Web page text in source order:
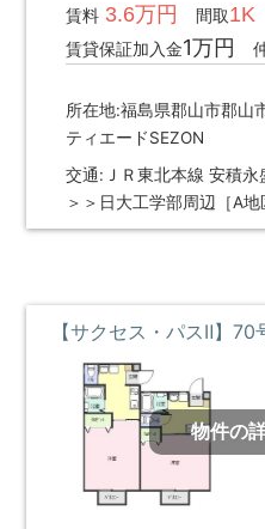
賃料3.6万円 間取1K
賃貸保証加入金1万円
所在地:福島県郡山市郡
ティエードSEZON
交通:ＪＲ東北本線 安積
＞＞日大工学部周辺［A地
物件の